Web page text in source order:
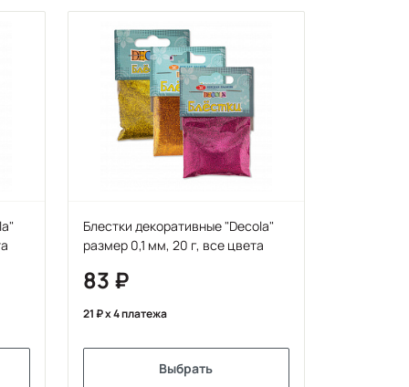
Блестки декоративные "Decola"
размер 0,1 мм, 20 г, все цвета
83
21 x 4 платежа
Выбрать